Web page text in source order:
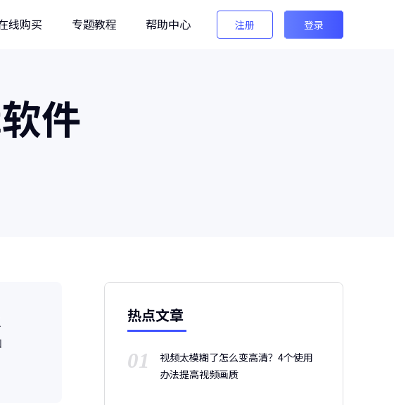
图法法AI图像检测
线购买 专题教程 帮助中心 注册 登录
件
热点文章
01
视频太模糊了怎么变高清？4个使用
办法提高视频画质